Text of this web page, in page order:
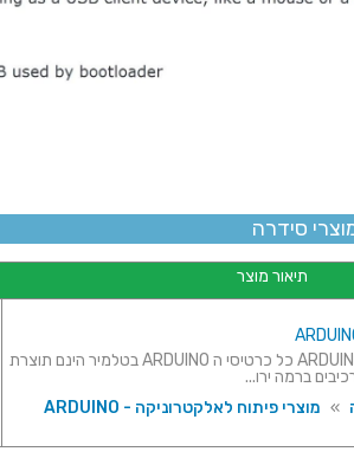
סידרה
תיאור מוצר
כרטיס פיתוח - ARDUINO ESPLORA כל כרטיסי ה ARDUINO בטלמיר הינם תוצרת
ברמה ירו...
» מוצרי פיתוח לאלקטרוניקה - ARDUINO